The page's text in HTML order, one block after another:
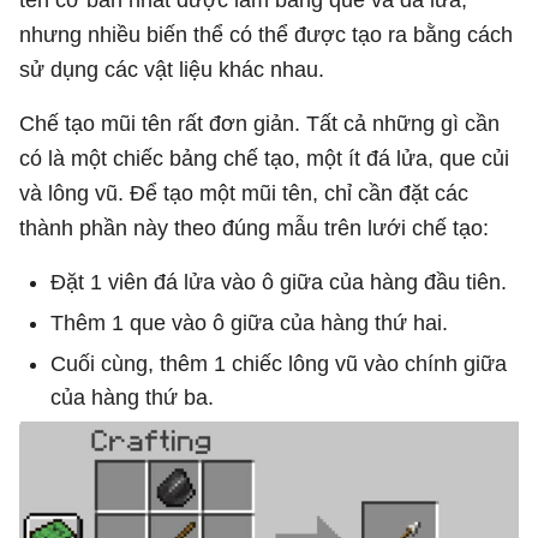
nhưng nhiều biến thể có thể được tạo ra bằng cách
sử dụng các vật liệu khác nhau.
Chế tạo mũi tên rất đơn giản. Tất cả những gì cần
có là một chiếc bảng chế tạo, một ít đá lửa, que củi
và lông vũ. Để tạo một mũi tên, chỉ cần đặt các
thành phần này theo đúng mẫu trên lưới chế tạo:
Đặt 1 viên đá lửa vào ô giữa của hàng đầu tiên.
Thêm 1 que vào ô giữa của hàng thứ hai.
Cuối cùng, thêm 1 chiếc lông vũ vào chính giữa
của hàng thứ ba.